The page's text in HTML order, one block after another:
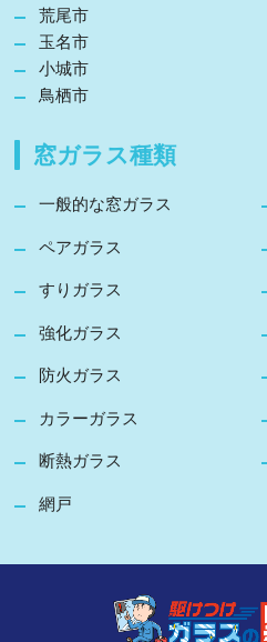
荒尾市
玉名市
小城市
鳥栖市
窓ガラス種類
一般的な窓ガラス
ペアガラス
すりガラス
強化ガラス
防火ガラス
カラーガラス
断熱ガラス
網戸